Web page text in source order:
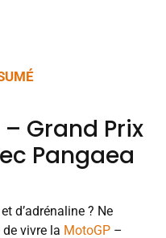
Grand Prix
Pangaea
d’adrénaline ? Ne
vivre la MotoGP–